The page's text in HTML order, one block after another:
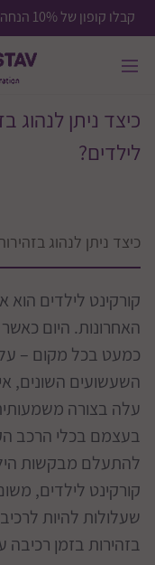
קבלו קופון של 10% הנחה -
כיצד ניתן לנהוג
לילדים?
כיצד ניתן לנהוג
קורקינט לילדים
האחרונות. היום
כמעט בכל מקום – על
השעשועים השונים,
עלה בצורה
בעצמם בכלי הרכב
להתעלם מבקשות
קורקינט לילדים,
שעלולות להיות
בזהירות בזמן